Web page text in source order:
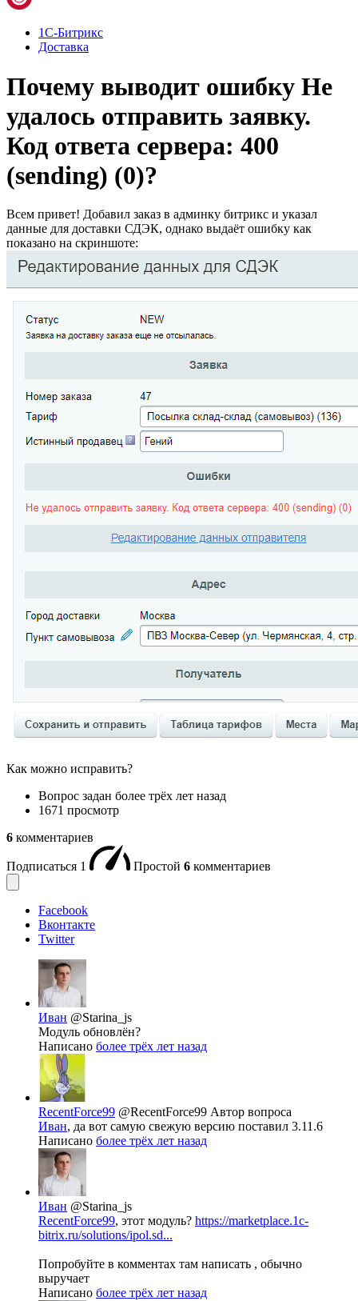
1С-Битрикс
Доставка
Почему выводит ошибку Не
удалось отправить заявку.
Код ответа сервера: 400
(sending) (0)?
Всем привет! Добавил заказ в админку битрикс и указал
данные для доставки СДЭК, однако выдаёт ошибку как
показано на скриншоте:
Как можно исправить?
Вопрос задан более трёх лет назад
1671 просмотр
6 комментариев
Подписаться 1 Простой 6 комментариев
Facebook
Вконтакте
Twitter
Иван @Starina_js
Модуль обновлён?
Написано более трёх лет назад
RecentForce99 @RecentForce99 Автор вопроса
Иван, да вот самую свежую версию поставил 3.11.6
Написано более трёх лет назад
Иван @Starina_js
RecentForce99, этот модуль? https://marketplace.1c-
bitrix.ru/solutions/ipol.sd...
Попробуйте в комментах там написать , обычно
выручает
Написано более трёх лет назад